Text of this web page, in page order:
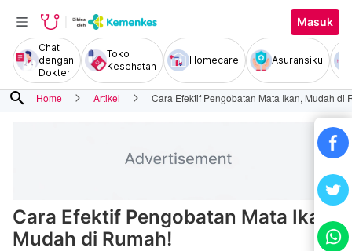
Masuk
Chat
dengan
Dokter
Toko
Kesehatan
Homecare Asuransiku
search Home Artikel Cara Efektif Pengobatan Mata Ikan, Mudah di
Cara Efektif Pengobatan Mata Ikan,
Mudah di Rumah!